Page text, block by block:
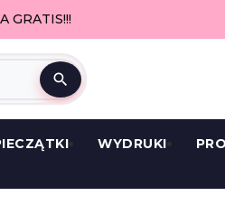
GRATIS!!!
search
WYDRUKI